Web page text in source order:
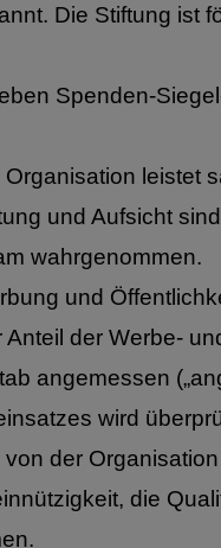
Die Stiftung ist
Spenden-
Organisation leistet
und Aufsicht
wahrgenommen.
und
Anteil der Werbe-
angemessen
wird
von der
die